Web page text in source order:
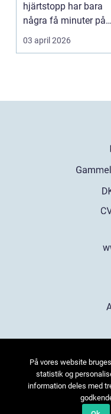
hjärtstopp har bara
några få minuter på
sig. För varje minut
utan...
03 april 2026
På vores website
statistik og
information deles med